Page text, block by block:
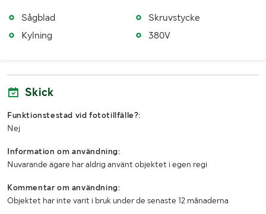
Sågblad
Kylning
Skruvstycke
380V
Skick
Funktionstestad vid fototillfälle?:
Nej
Information om användning:
Nuvarande ägare har aldrig använt objektet i egen regi
Kommentar om användning:
Objektet har inte varit i bruk under de senaste 12 månaderna